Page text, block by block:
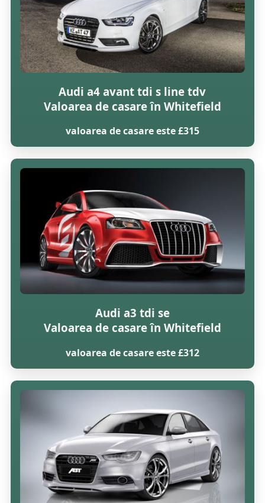
Audi a4 avant tdi s line tdv
Valoarea de casare în Whitefield
valoarea de casare este £315
Audi a3 tdi se
Valoarea de casare în Whitefield
valoarea de casare este £312